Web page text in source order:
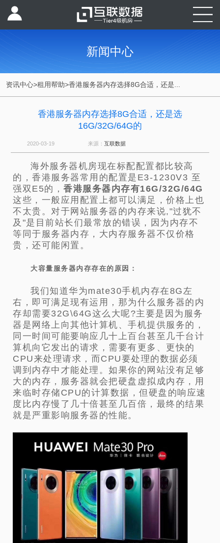
新闻中心
资讯中心>租用帮助>香港服务器内存选择8G合适，还是...
香港服务器内存选择8G合适，还是选
16G/32G/64G的
2020-03-19 来源： 互联数据
海外服务器机房现在标配配置都比较高
的，香港服务器常用的配置是E3-1230V3 至
强双E5的，香港服务器内存有16G/32G/64G
这些，一般应用配置上都可以满足，价格上也
不太贵。对于网站服务器的内存来说,"过犹不
及"是目前站长们最常放的错误，因为内存不
等同于服务器内存，大内存服务器不仅价格
贵，还可能闲置。
大容量服务器内存存在的原因：
我们知道华为mate30手机内存在8G左
右，即可满足现有运用，那为什么服务器的内
存却需要32G\64G这么大呢?主要是因为服务
器是网络上向其他计算机、手机提供服务的，
同一时间可能要响应几十上百台甚至几千台计
算机向它发出的请求，需要有更多、更快的
CPU来处理请求，而CPU要处理的数据必须
调到内存中才能处理。如果你的网站没有足够
大的内存，服务器就会把硬盘虚拟成内存，用
来临时存储CPU的计算数据，但硬盘的响应速
度比内存慢了几十倍甚至几百倍，最终的结果
就是严重影响服务器的性能。